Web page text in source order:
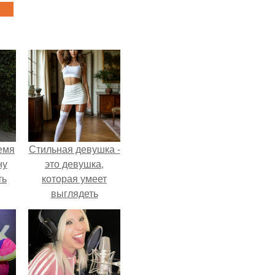
Стильная девушка -
это девушка,
которая умеет
выглядеть
привлекательно и
элегантно в любои
ситуации.